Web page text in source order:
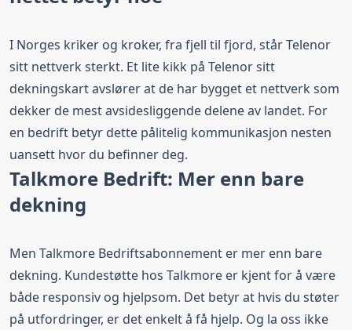
Sikkerhetsfilteret Nettvern
Bestill fra 499,00 kr
Talkmore Bedrift Ubegrenset
Rask+
Fri data 150 Mbit/s
Fri tale
EU/EØS Roaming
Svindel- og Nummervarsel
Fri data (ubegrenset data)
Bestill fra 529,00 kr/ mnd
I Norges kriker og kroker, fra fjell til fjord, står Telenor
sitt nettverk sterkt. Et lite kikk på Telenor sitt
dekningskartavslører at de har bygget et nettverk som
dekker de mest avsidesliggende delene av landet. For
en bedrift betyr dette pålitelig kommunikasjon nesten
uansett hvor du befinner deg.
Talkmore Bedrift: Mer enn bare
dekning
Men Talkmore Bedriftsabonnement er mer enn bare
dekning. Kundestøtte hos Talkmore er kjent for å være
både responsiv og hjelpsom. Det betyr at hvis du støter
på utfordringer, er det enkelt å få hjelp. Og la oss ikke